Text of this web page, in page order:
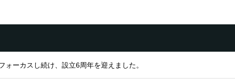
ーカスし続け、設立6周年を迎えました。